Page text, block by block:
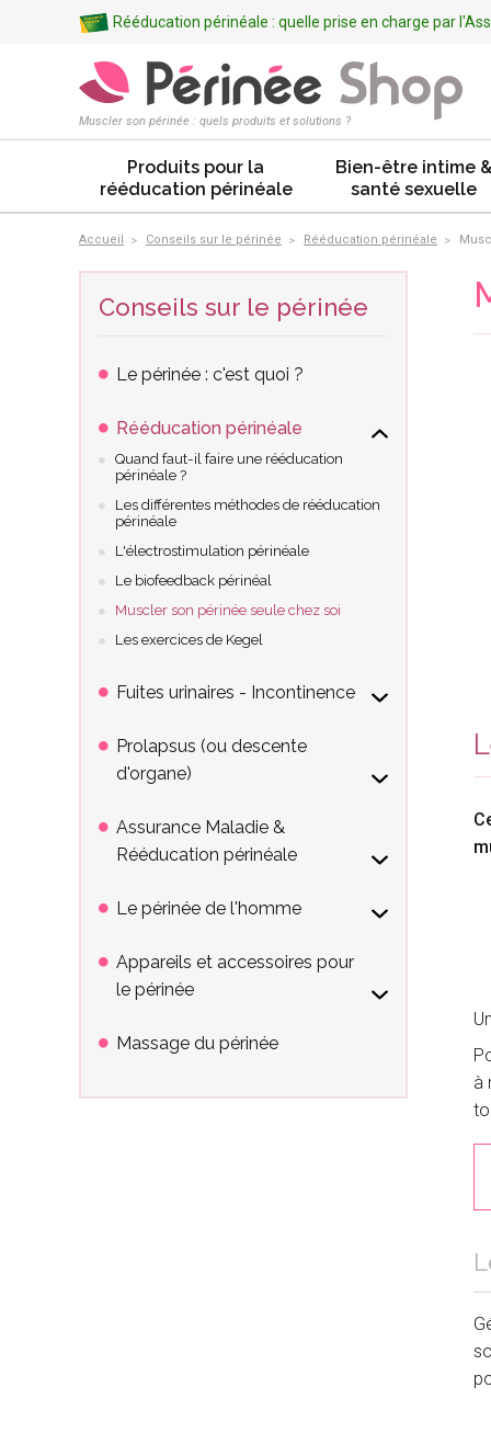
Rééducation périnéale : quelle prise en charge par
Muscler son périnée : quels produits et solutions ?
Produits pour la
rééducation périnéale
Bien-être intime &
santé sexuelle
Accueil Conseils sur le périnée Rééducation périnéale
à
Conseils sur le périnée
Le périnée : c'est quoi ?
Rééducation périnéale
Quand faut-il faire une rééducation
périnéale ?
Les différentes méthodes de rééducation
périnéale
L'électrostimulation périnéale
Le biofeedback périnéal
Muscler son périnée seule chez soi
Les exercices de Kegel
Fuites urinaires - Incontinence
Prolapsus (ou descente
d'organe)
Assurance Maladie &
Rééducation périnéale
Le périnée de l'homme
Appareils et accessoires pour
le périnée
Massage du périnée